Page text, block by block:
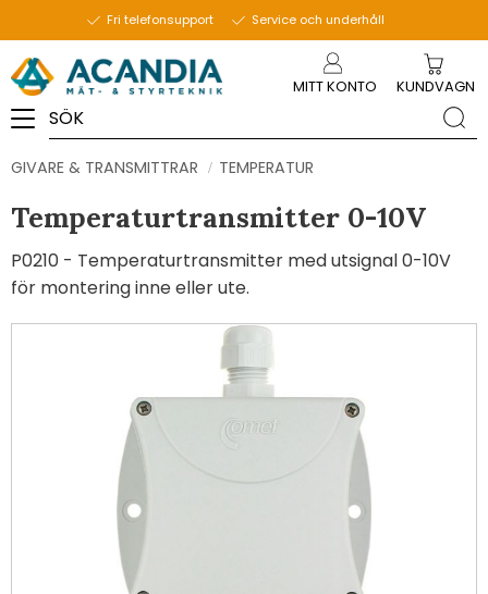
Fri telefonsupport Service och underhåll
MITT KONTO KUNDVAGN
GIVARE & TRANSMITTRAR TEMPERATUR
Temperaturtransmitter 0-10V
P0210 - Temperaturtransmitter med utsignal 0-10V
för montering inne eller ute.